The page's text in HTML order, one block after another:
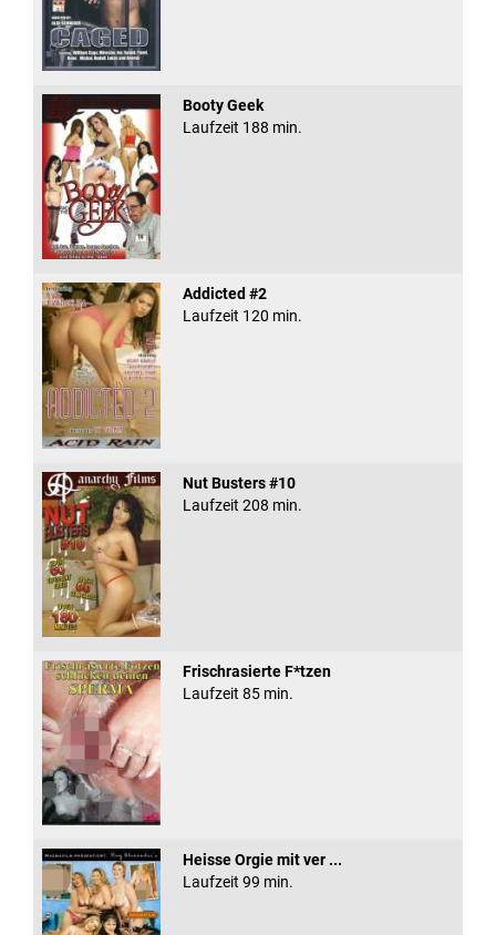
Booty Geek
Laufzeit 188 min.
Addicted #2
Laufzeit 120 min.
Nut Busters #10
Laufzeit 208 min.
Frischrasierte F*tzen
Laufzeit 85 min.
Heisse Orgie mit ver ...
Laufzeit 99 min.